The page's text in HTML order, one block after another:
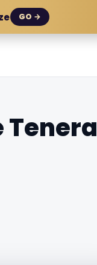
GO →
Tenera